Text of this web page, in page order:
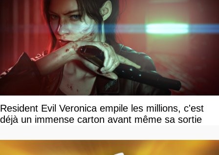
Resident Evil Veronica empile les millions, c'est
déjà un immense carton avant même sa sortie